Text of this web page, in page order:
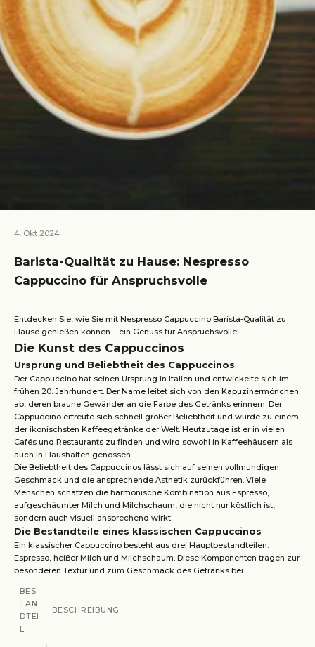
4. Okt 2024
Barista-Qualität zu Hause: Nespresso
Cappuccino für Anspruchsvolle
Entdecken Sie, wie Sie mit Nespresso Cappuccino Barista-Qualität zu
Hause genießen können – ein Genuss für Anspruchsvolle!
Die Kunst des Cappuccinos
Ursprung und Beliebtheit des Cappuccinos
Der Cappuccino hat seinen Ursprung in Italien und entwickelte sich im
frühen 20. Jahrhundert. Der Name leitet sich von den Kapuzinermönchen
ab, deren braune Gewänder an die Farbe des Getränks erinnern. Der
Cappuccino erfreute sich schnell großer Beliebtheit und wurde zu einem
der ikonischsten Kaffeegetränke der Welt. Heutzutage ist er in vielen
Cafés und Restaurants zu finden und wird sowohl in Kaffeehäusern als
auch in Haushalten genossen.
Die Beliebtheit des Cappuccinos lässt sich auf seinen vollmundigen
Geschmack und die ansprechende Ästhetik zurückführen. Viele
Menschen schätzen die harmonische Kombination aus Espresso,
aufgeschäumter Milch und Milchschaum, die nicht nur köstlich ist,
sondern auch visuell ansprechend wirkt.
Die Bestandteile eines klassischen Cappuccinos
Ein klassischer Cappuccino besteht aus drei Hauptbestandteilen:
Espresso, heißer Milch und Milchschaum. Diese Komponenten tragen zur
besonderen Textur und zum Geschmack des Getränks bei.
BES
TAN
DTEI
L
BESCHREIBUNG